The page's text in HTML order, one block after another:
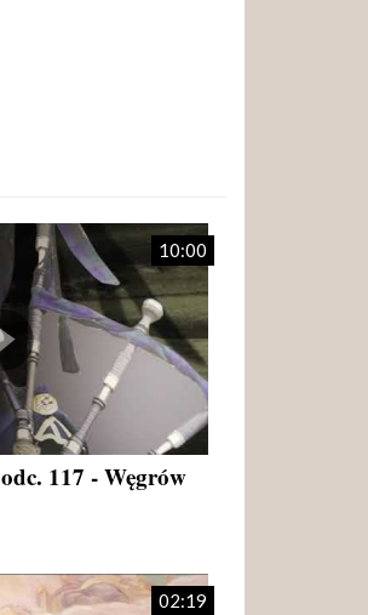
10:00
117 - Węgrów
02:19